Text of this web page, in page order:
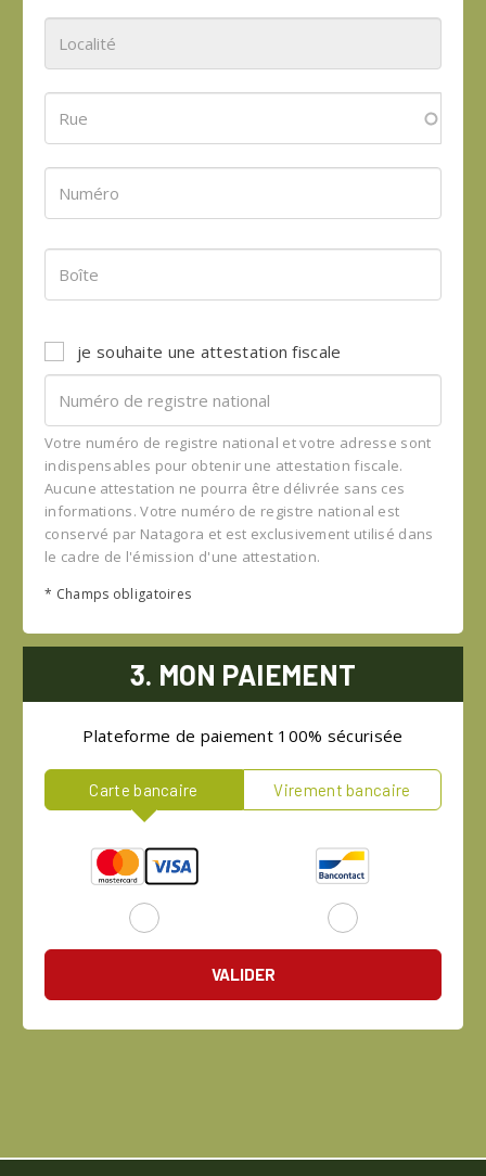
je souhaite une attestation fiscale
Votre numéro de registre national et votre adresse sont
indispensables pour obtenir une attestation fiscale.
Aucune attestation ne pourra être délivrée sans ces
informations. Votre numéro de registre national est
conservé par Natagora et est exclusivement utilisé dans
le cadre de l'émission d'une attestation.
* Champs obligatoires
3. MON PAIEMENT
Plateforme de paiement 100% sécurisée
Carte bancaire Virement bancaire
VALIDER